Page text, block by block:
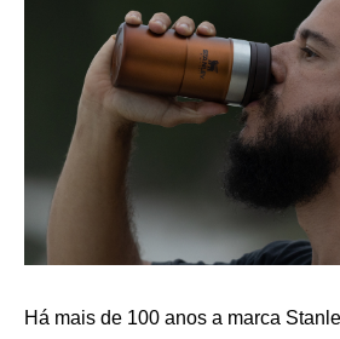
Há mais de 100 anos a marca